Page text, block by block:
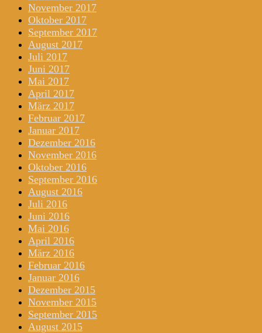
November 2017
Oktober 2017
September 2017
August 2017
Juli 2017
Juni 2017
Mai 2017
April 2017
März 2017
Februar 2017
Januar 2017
Dezember 2016
November 2016
Oktober 2016
September 2016
August 2016
Juli 2016
Juni 2016
Mai 2016
April 2016
März 2016
Februar 2016
Januar 2016
Dezember 2015
November 2015
September 2015
August 2015